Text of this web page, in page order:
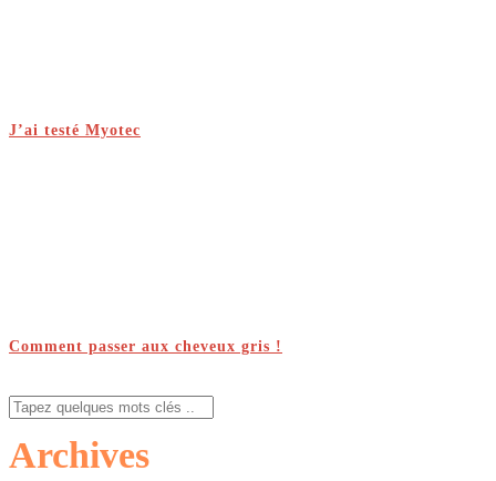
J’ai testé Myotec
Comment passer aux cheveux gris !
Archives